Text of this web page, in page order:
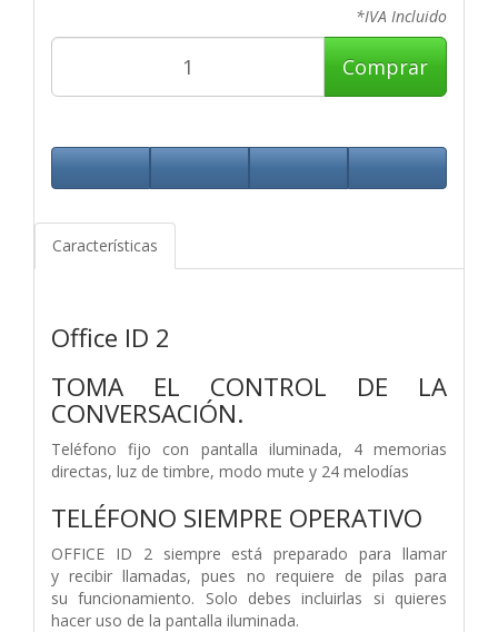
*IVA Incluido
Comprar
Características
Office ID 2
TOMA EL CONTROL DE LA
CONVERSACIÓN.
Teléfono fijo con pantalla iluminada, 4 memorias
directas, luz de timbre, modo mute y 24 melodías
TELÉFONO SIEMPRE OPERATIVO
OFFICE ID 2 siempre está preparado para llamar
yrecibir llamadas, pues no requiere de pilas para
sufuncionamiento. Solo debes incluirlas si quieres
hacer uso de la pantalla iluminada.